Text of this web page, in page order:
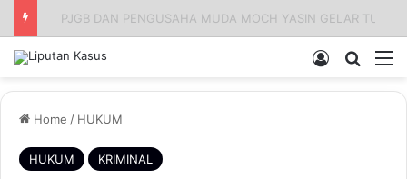
Apresiasi Pengadilan Tinggi Surabaya: Respons Cepat Gugatan Banding Perdata Sumenep, Harapan Pencari Keadilan
Log In
Home / HUKUM
HUKUM KRIMINAL